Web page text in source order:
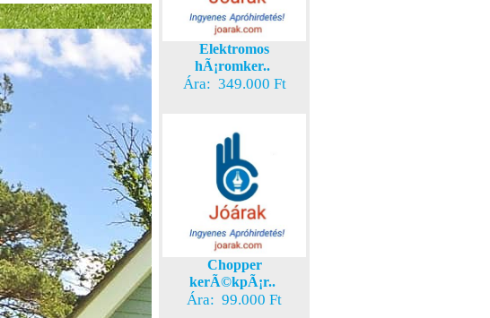
Elektromos
hÃ¡romker..
Ára: 349.000 Ft
Chopper
kerÃ©kpÃ¡r..
Ára: 99.000 Ft